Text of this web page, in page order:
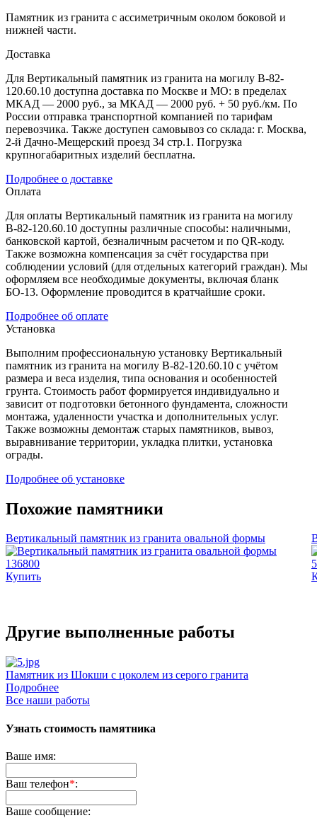
Памятник из гранита с ассиметричным околом боковой и
нижней части.
Доставка
Для Вертикальный памятник из гранита на могилу В-82-
120.60.10 доступна доставка по Москве и МО: в пределах
МКАД — 2000 руб., за МКАД — 2000 руб. + 50 руб./км. По
России отправка транспортной компанией по тарифам
перевозчика. Также доступен самовывоз со склада: г. Москва,
2-й Дачно-Мещерский проезд 34 стр.1. Погрузка
крупногабаритных изделий бесплатна.
Подробнее о доставке
Оплата
Для оплаты Вертикальный памятник из гранита на могилу
В-82-120.60.10 доступны различные способы: наличными,
банковской картой, безналичным расчетом и по QR-коду.
Также возможна компенсация за счёт государства при
соблюдении условий (для отдельных категорий граждан). Мы
оформляем все необходимые документы, включая бланк
БО-13. Оформление проводится в кратчайшие сроки.
Подробнее об оплате
Установка
Выполним профессиональную установку Вертикальный
памятник из гранита на могилу В-82-120.60.10 с учётом
размера и веса изделия, типа основания и особенностей
грунта. Стоимость работ формируется индивидуально и
зависит от подготовки бетонного фундамента, сложности
монтажа, удаленности участка и дополнительных услуг.
Также возможны демонтаж старых памятников, вывоз,
выравнивание территории, укладка плитки, установка
ограды.
Подробнее об установке
Похожие памятники
Вертикальный памятник из гранита овальной формы
136800
Купить
Другие выполненные работы
Памятник из Шокши с цоколем из серого гранита
Подробнее
Все наши работы
Узнать стоимость памятника
Ваше имя:
Ваш телефон*:
Ваше сообщение: